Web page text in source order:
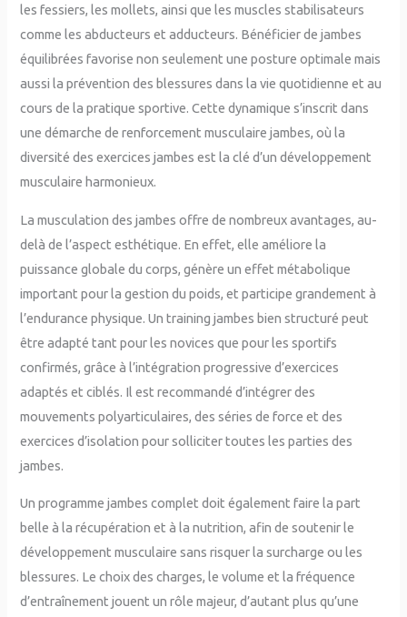
les fessiers, les mollets, ainsi que les muscles stabilisateurs
comme les abducteurs et adducteurs. Bénéficier de jambes
équilibrées favorise non seulement une posture optimale mais
aussi la prévention des blessures dans la vie quotidienne et au
cours de la pratique sportive. Cette dynamique s’inscrit dans
une démarche de renforcement musculaire jambes, où la
diversité des exercices jambes est la clé d’un développement
musculaire harmonieux.
La musculation des jambes offre de nombreux avantages, au-
delà de l’aspect esthétique. En effet, elle améliore la
puissance globale du corps, génère un effet métabolique
important pour la gestion du poids, et participe grandement à
l’endurance physique. Un training jambes bien structuré peut
être adapté tant pour les novices que pour les sportifs
confirmés, grâce à l’intégration progressive d’exercices
adaptés et ciblés. Il est recommandé d’intégrer des
mouvements polyarticulaires, des séries de force et des
exercices d’isolation pour solliciter toutes les parties des
jambes.
Un programme jambes complet doit également faire la part
belle à la récupération et à la nutrition, afin de soutenir le
développement musculaire sans risquer la surcharge ou les
blessures. Le choix des charges, le volume et la fréquence
d’entraînement jouent un rôle majeur, d’autant plus qu’une